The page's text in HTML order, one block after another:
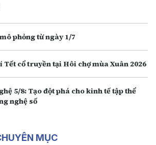
MỤC
phỏng từ ngày 1/7
cổ truyền tại Hôi chợ mùa Xuân 2026
5/8: Tạo đột phá cho kinh tế tập thể
nghệ số